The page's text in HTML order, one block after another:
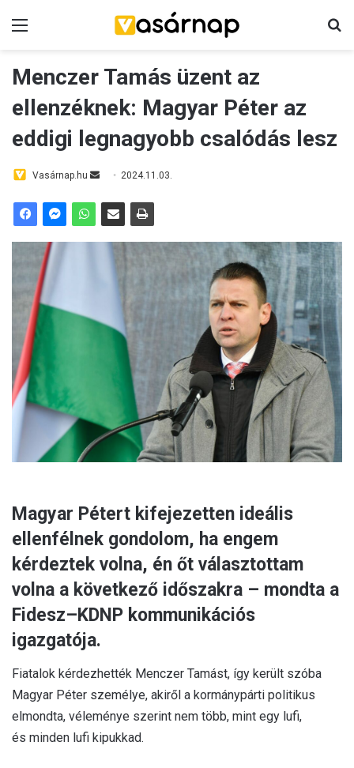
Menü
Menczer Tamás üzent az
ellenzéknek: Magyar Péter az
eddigi legnagyobb csalódás lesz
Vasárnap.hu
Send
email
2024.11.03.
Magyar Pétert kifejezetten ideális
ellenfélnek gondolom, ha engem
kérdeztek volna, én őt választottam
volna a következő időszakra – mondta a
Fidesz–KDNP kommunikációs
igazgatója.
Fiatalok kérdezhették Menczer Tamást, így került szóba
Magyar Péter személye, akiről a kormánypárti politikus
elmondta, véleménye szerint nem több, mint egy lufi,
és minden lufi kipukkad.